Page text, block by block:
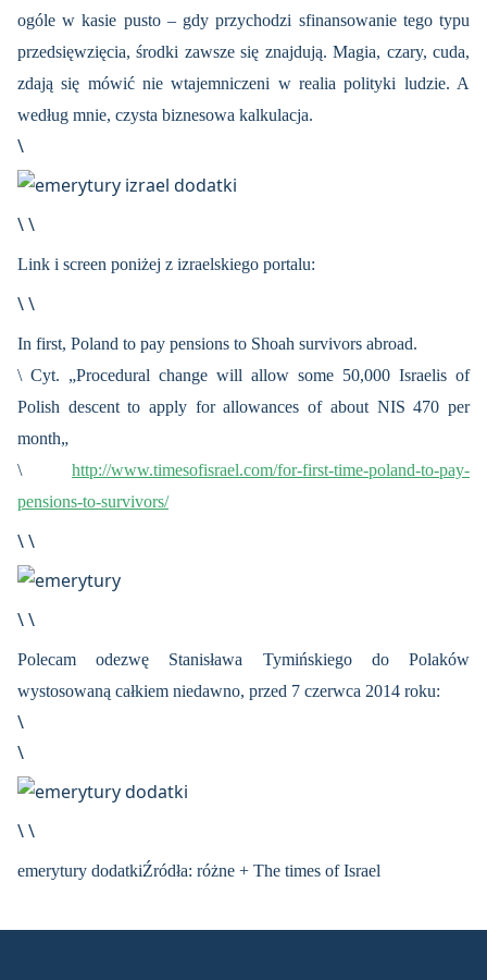
ogóle w kasie pusto – gdy przychodzi sfinansowanie tego typu
przedsięwzięcia, środki zawsze się znajdują. Magia, czary, cuda,
zdają się mówić nie wtajemniczeni w realia polityki ludzie. A
według mnie, czysta biznesowa kalkulacja.
\
\ \
Link i screen poniżej z izraelskiego portalu:
\ \
In first, Poland to pay pensions to Shoah survivors abroad.
\ Cyt. „Procedural change will allow some 50,000 Israelis of
Polish descent to apply for allowances of about NIS 470 per
month„
\ http://www.timesofisrael.com/for-first-time-poland-to-pay-
pensions-to-survivors/
\ \
\ \
Polecam odezwę Stanisława Tymińskiego do Polaków
wystosowaną całkiem niedawno, przed 7 czerwca 2014 roku:
\
\
\ \
emerytury dodatkiŹródła: różne + The times of Israel